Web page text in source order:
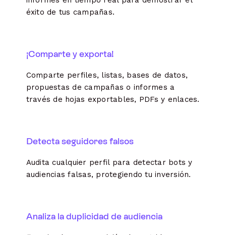
éxito de tus campañas.
¡Comparte y exporta!
Comparte perfiles, listas, bases de datos,
propuestas de campañas o informes a
través de hojas exportables, PDFs y enlaces.
Detecta seguidores falsos
Audita cualquier perfil para detectar bots y
audiencias falsas, protegiendo tu inversión.
Analiza la duplicidad de audiencia